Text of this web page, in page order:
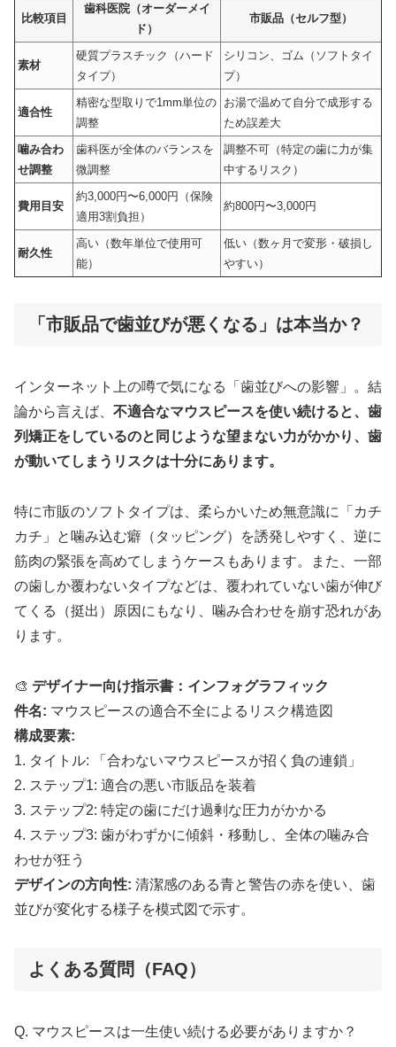
比較項目
歯科医院（オーダーメイ
ド）
市販品（セルフ型）
素材
硬質プラスチック（ハード
タイプ）
シリコン、ゴム（ソフトタイ
プ）
適合性
精密な型取りで1mm単位の
調整
お湯で温めて自分で成形する
ため誤差大
噛み合わ
せ調整
歯科医が全体のバランスを
微調整
調整不可（特定の歯に力が集
中するリスク）
費用目安
約3,000円〜6,000円（保険
適用3割負担）
約800円〜3,000円
耐久性
高い（数年単位で使用可
能）
低い（数ヶ月で変形・破損し
やすい）
「市販品で歯並びが悪くなる」は本当か？
インターネット上の噂で気になる「歯並びへの影響」。結
論から言えば、 不適合なマウスピースを使い続けると、歯
列矯正をしているのと同じような望まない力がかかり、歯
が動いてしまうリスクは十分にあります。
特に市販のソフトタイプは、柔らかいため無意識に「カチ
カチ」と噛み込む癖（タッピング）を誘発しやすく、逆に
筋肉の緊張を高めてしまうケースもあります。また、一部
の歯しか覆わないタイプなどは、覆われていない歯が伸び
てくる（挺出）原因にもなり、噛み合わせを崩す恐れがあ
ります。
🎨 デザイナー向け指示書：インフォグラフィック
件名: マウスピースの適合不全によるリスク構造図
構成要素:
1. タイトル: 「合わないマウスピースが招く負の連鎖」
2. ステップ1: 適合の悪い市販品を装着
3. ステップ2: 特定の歯にだけ過剰な圧力がかかる
4. ステップ3: 歯がわずかに傾斜・移動し、全体の噛み合
わせが狂う
デザインの方向性: 清潔感のある青と警告の赤を使い、歯
並びが変化する様子を模式図で示す。
よくある質問（FAQ）
Q. マウスピースは一生使い続ける必要がありますか？